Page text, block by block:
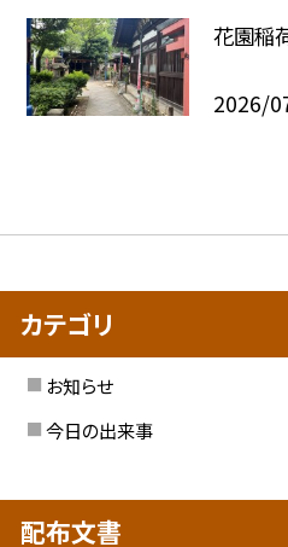
花園稲
2026/
カテゴリ
お知らせ
今日の出来事
配布文書